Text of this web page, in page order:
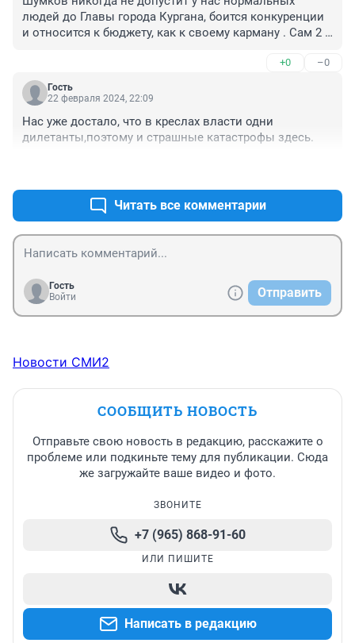
людей до Главы города Кургана, боится конкуренции
и относится к бюджету, как к своему карману . Сам 2
бюджета. Провалы во всех вопросах, особенно в Жкх,
постоянно пожары.
+0 –0
Гость
22 февраля 2024, 22:09
Нас уже достало, что в креслах власти одни
дилетанты,поэтому и страшные катастрофы здесь.
Читать все комментарии
Гость
Войти
Отправить
Новости СМИ2
СООБЩИТЬ НОВОСТЬ
Отправьте свою новость в редакцию, расскажите о
проблеме или подкиньте тему для публикации. Сюда
же загружайте ваше видео и фото.
ЗВОНИТЕ
+7 (965) 868-91-60
ИЛИ ПИШИТЕ
Написать в редакцию